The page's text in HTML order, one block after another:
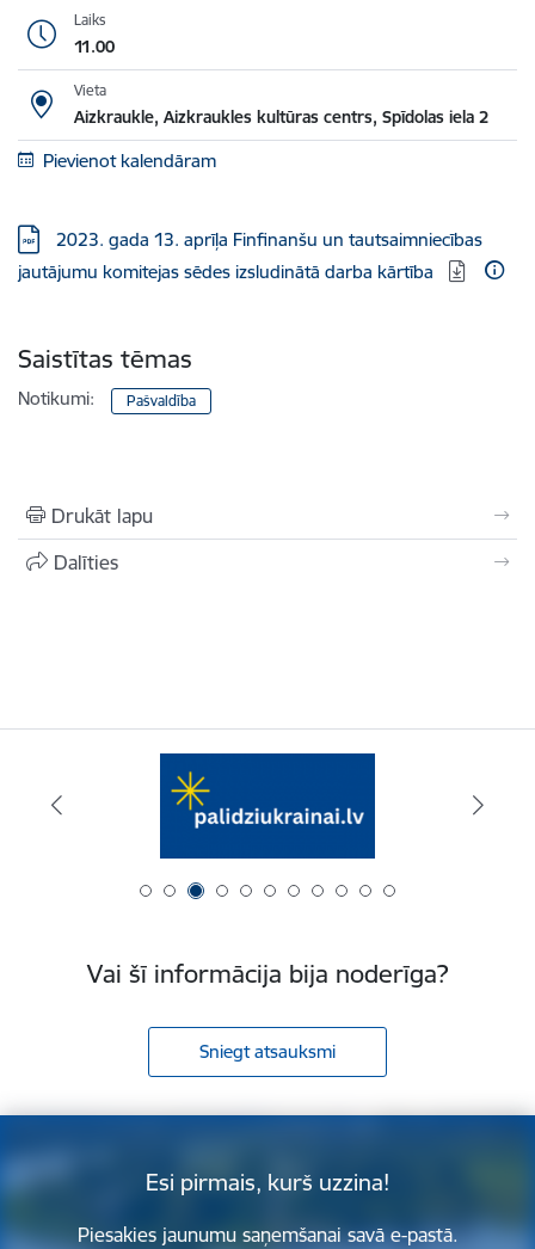
Laiks
11.00
Vieta
Aizkraukle, Aizkraukles kultūras centrs, Spīdolas iela 2
Pievienot kalendāram
Lejupielādēt:
​ 2023. gada 13. aprīļa Finfinanšu un tautsaimniecības
jautājumu komitejas sēdes izsludinātā darba kārtība ​
Saistītas tēmas
Notikumi: Pašvaldība
Drukāt lapu
Dalīties
Vai šī informācija bija noderīga?
Sniegt atsauksmi
Esi pirmais, kurš uzzina!
Piesakies jaunumu saņemšanai savā e-pastā.